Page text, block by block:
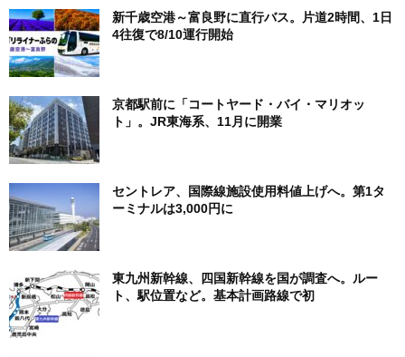
新千歳空港～富良野に直行バス。片道2時間、1日
4往復で8/10運行開始
京都駅前に「コートヤード・バイ・マリオッ
ト」。JR東海系、11月に開業
セントレア、国際線施設使用料値上げへ。第1タ
ーミナルは3,000円に
東九州新幹線、四国新幹線を国が調査へ。ルー
ト、駅位置など。基本計画路線で初